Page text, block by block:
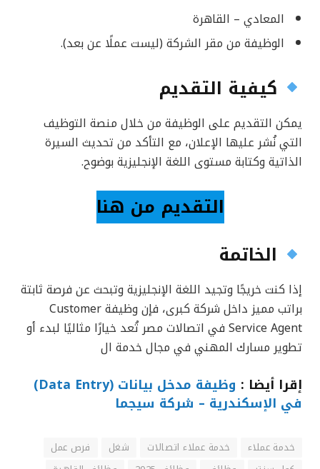
المعادي – القاهرة
الوظيفة من مقر الشركة (ليست عملًا عن بعد).
كيفية التقديم
يمكن التقديم على الوظيفة من خلال منصة التوظيف
التي نُشر عليها الإعلان، مع التأكد من تحديث السيرة
الذاتية وكتابة مستوى اللغة الإنجليزية بوضوح.
التقديم من هنا
الخاتمة
إذا كنت خريجًا وتجيد اللغة الإنجليزية وتبحث عن فرصة ثابتة
براتب مميز داخل شركة كبرى، فإن وظيفة Customer
Service Agent في اتصالات مصر تُعد خيارًا مثاليًا لبدء أو
تطوير مسارك المهني في مجال خدمة ال
إقرا أيضا : وظيفة مدخل بيانات (Data Entry)
في الإسكندرية – شركة سيجما
خدمة عملاء خدمة عملاء اتصالات شغل
فرص عمل